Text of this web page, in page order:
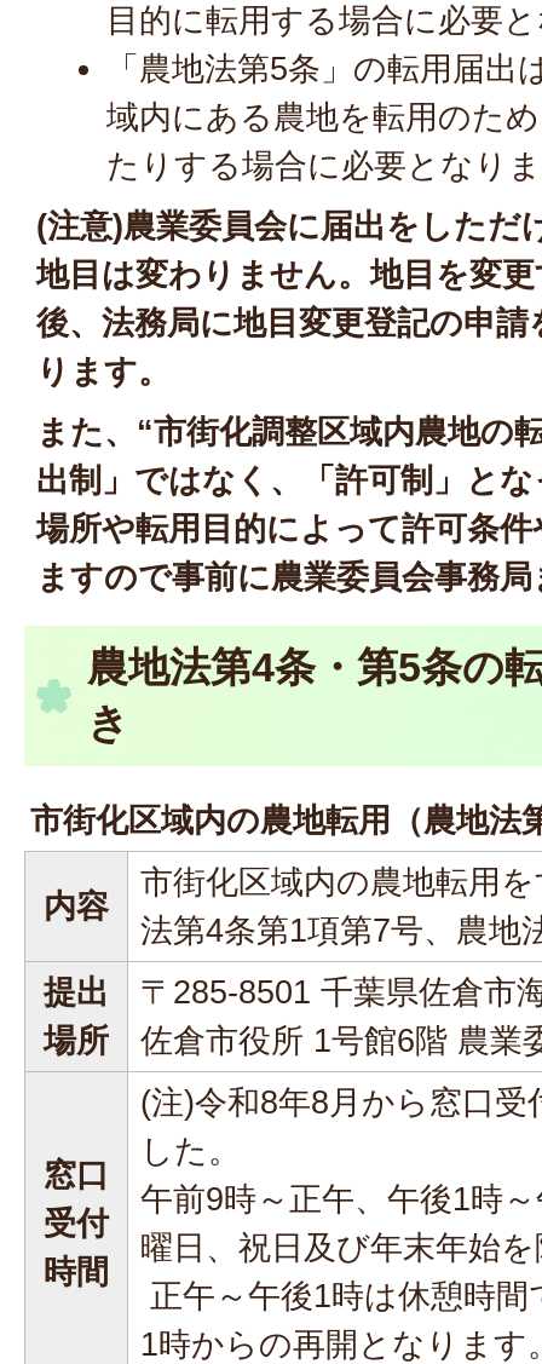
目的に転用する場合に必要
「農地法第5条」の転用届
域内にある農地を転用のた
たりする場合に必要となり
(注意)農業委員会に届出をしただ
地目は変わりません。地目を変
後、法務局に地目変更登記の申
ります。
また、“市街化調整区域内農地の
出制」ではなく、「許可制」と
場所や転用目的によって許可条
ますので事前に農業委員会事務
農地法第4条・第5条の
き
市街化区域内の農地転用（農地法
内容
市街化区域内の農地転用
法第4条第1項第7号、農地
提出
場所
〒285-8501 千葉県佐倉市
佐倉市役所 1号館6階 農業
窓口
受付
時間
(注)令和8年8月から窓口
した。
午前9時～正午、午後1時
曜日、祝日及び年末年始
正午～午後1時は休憩時
1時からの再開となります